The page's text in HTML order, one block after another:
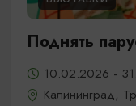
Поднять
10.02.2026 -
Калининград,